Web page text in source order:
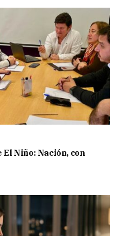
Niño: Nación, con